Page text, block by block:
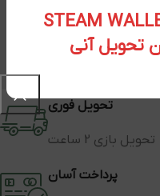
STEAM
تحویل فوری
تحویل بازی 2 ساعت
پرداخت آسان